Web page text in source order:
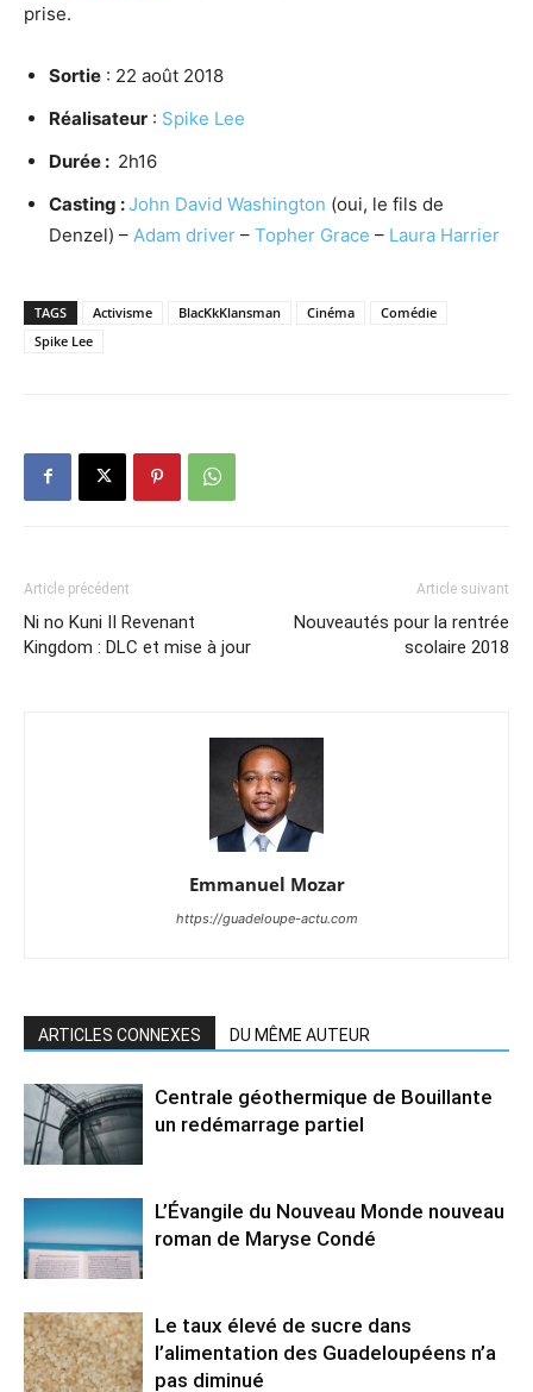
prise.
Sortie : 22 août 2018
Réalisateur : Spike Lee
Durée : 2h16
Casting :John David Washington (oui, le fils de
Denzel) – Adam driver – Topher Grace – Laura Harrier
TAGS Activisme BlacKkKlansman Cinéma
Comédie
Spike Lee
Article précédent
Ni no Kuni II Revenant
Kingdom : DLC et mise à jour
Article suivant
Nouveautés pour la rentrée
scolaire 2018
Emmanuel Mozar
https://guadeloupe-actu.com
ARTICLES CONNEXES DU MÊME AUTEUR
Centrale géothermique de Bouillante
un redémarrage partiel
L’Évangile du Nouveau Monde nouveau
roman de Maryse Condé
Le taux élevé de sucre dans
l’alimentation des Guadeloupéens n’a
pas diminué